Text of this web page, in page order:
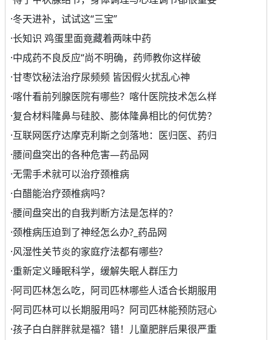
·冬天进补，试试这“三宝”
·长知识 鸡蛋里面竟藏着两味中药
·中成药不良反应“尚不明确，药师教你这样破
·甘枣饮秘法治疗尿频频 皆因假火扰乱心神
·喀什看前列腺医院有哪些？喀什医院技术怎么样
·复合材料隆鼻与硅胶、膨体隆鼻相比的何优势？
·互联网医疗达摩克利斯之剑落地：医归医、药归
·腰间盘突出的各种危害—药品网
·无需手术就可以治疗颈椎病
·白醋能治疗颈椎病吗？
·腰间盘突出的自我判断方法是怎样的？
·颈椎病压迫到了神经怎么办?_药品网
·风湿性关节炎的家庭疗法都有哪些?
·重新定义睡眠科学，缓解失眠人群压力
·阿司匹林怎么吃，阿司匹林哪些人适合长期服用
·阿司匹林可以长期服用吗？阿司匹林能预防冠心
·孩子白白胖胖就是福？错！儿童肥胖后果很严重